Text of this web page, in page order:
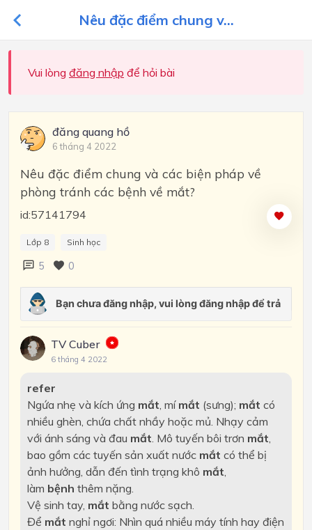
Nêu đặc điểm chung v...
Vui lòng đăng nhập để hỏi bài
đăng quang hồ
6 tháng 4 2022
Nêu đặc điểm chung và các biện pháp về
phòng tránh các bệnh về mắt?
id:57141794
Lớp 8 Sinh học
5 0
TV Cuber
6 tháng 4 2022
refer
Ngứa nhẹ và kích ứng mắt , mí mắt (sưng); mắt có
nhiều ghèn, chứa chất nhầy hoặc mủ. Nhạy cảm
với ánh sáng và đau mắt . Mô tuyến bôi trơn mắt
bao gồm các tuyến sản xuất nước mắt có thể bị
ảnh hưởng, dẫn đến tình trạng khô mắt
làm bệnh thêm nặng.
Vệ sinh tay, mắt bằng nước sạch.
Để mắt nghỉ ngơi: Nhìn quá nhiều máy tính hay điện